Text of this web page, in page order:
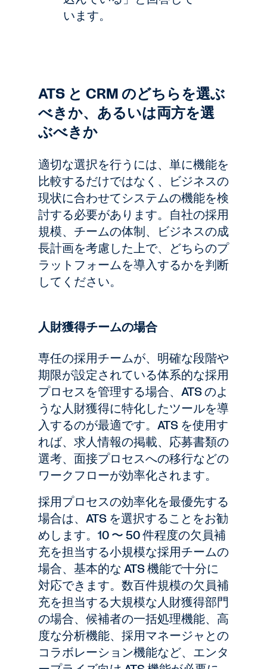
います。
ATS と CRM のどちらを選ぶ
べきか、あるいは両方を選
ぶべきか
適切な選択を行うには、単に機能を
比較するだけではなく、ビジネスの
現状に合わせてシステムの機能を検
討する必要があります。自社の採用
規模、チームの体制、ビジネスの成
長計画を考慮した上で、どちらのプ
ラットフォームを導入するかを判断
してください。
人財獲得チームの場合
専任の採用チームが、明確な段階や
期限が設定されている体系的な採用
プロセスを管理する場合、ATS のよ
うな人財獲得に特化したツールを導
入するのが最適です。ATS を使用す
れば、求人情報の掲載、応募書類の
選考、面接プロセスへの移行などの
ワークフローが効率化されます。
採用プロセスの効率化を最優先する
場合は、ATS を選択することをお勧
めします。10 〜 50 件程度の欠員補
充を担当する小規模な採用チームの
場合、基本的な ATS 機能で十分に
対応できます。数百件規模の欠員補
充を担当する大規模な人財獲得部門
の場合、候補者の一括処理機能、高
度な分析機能、採用マネージャとの
コラボレーション機能など、エンタ